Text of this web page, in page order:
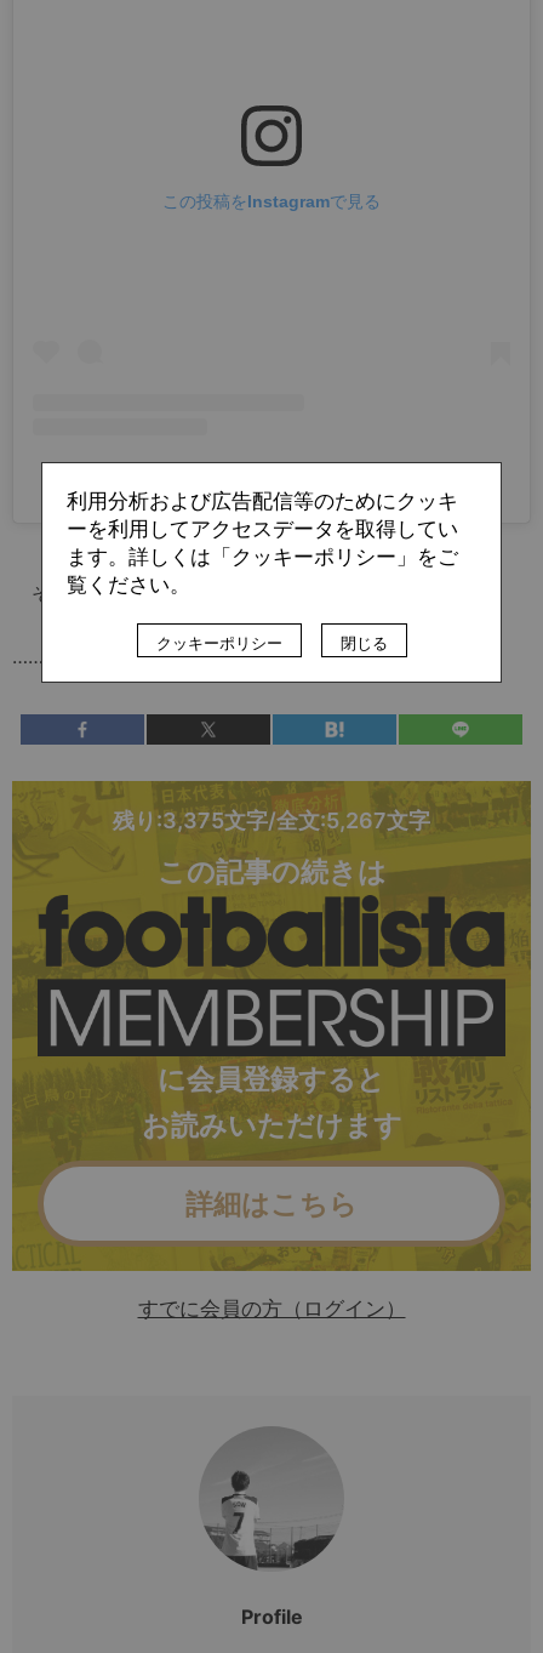
この投稿をInstagramで見る
そんな尹に大きな転機が訪れる。
……
残り:3,375文字/全文:5,267文字
この記事の続きは
に会員登録すると
お読みいただけます
詳細はこちら
すでに会員の方（ログイン）
Profile
利用分析および広告配信等のためにクッキ
ーを利用してアクセスデータを取得してい
ます。詳しくは「クッキーポリシー」をご
覧ください。
クッキーポリシー 閉じる